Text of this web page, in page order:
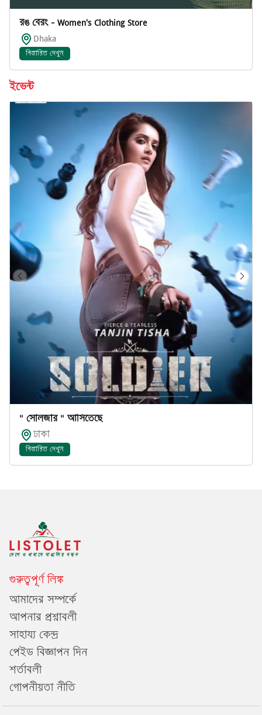
রঙ বেরং - Women's Clothing Store
Dhaka
বিস্তারিত দেখুন
ইভেন্ট
" সোলজার " আসিতেছে
ঢাকা
বিস্তারিত দেখুন
গুরুত্বপূর্ণ লিঙ্ক
আমাদের সম্পর্কে
আপনার প্রশ্নাবলী
সাহায্য কেন্দ্র
পেইড বিজ্ঞাপন দিন
শর্তাবলী
গোপনীয়তা নীতি